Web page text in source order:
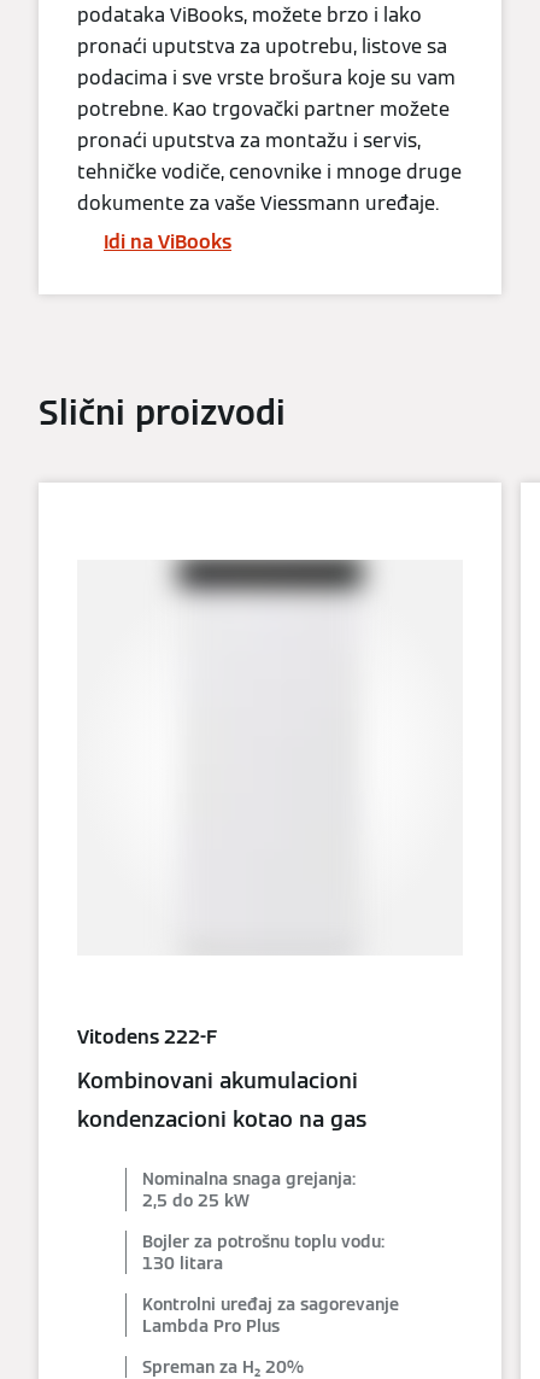
podataka ViBooks, možete brzo i lako
pronaći uputstva za upotrebu, listove sa
podacima i sve vrste brošura koje su vam
potrebne. Kao trgovački partner možete
pronaći uputstva za montažu i servis,
tehničke vodiče, cenovnike i mnoge druge
dokumente za vaše Viessmann uređaje.
Idi na ViBooks
Slični proizvodi
Vitodens 222-F
Kombinovani akumulacioni
kondenzacioni kotao na gas
Nominalna snaga grejanja:
2,5 do 25 kW
Bojler za potrošnu toplu vodu:
130 litara
Kontrolni uređaj za sagorevanje
Lambda Pro Plus
Spreman za H₂ 20%